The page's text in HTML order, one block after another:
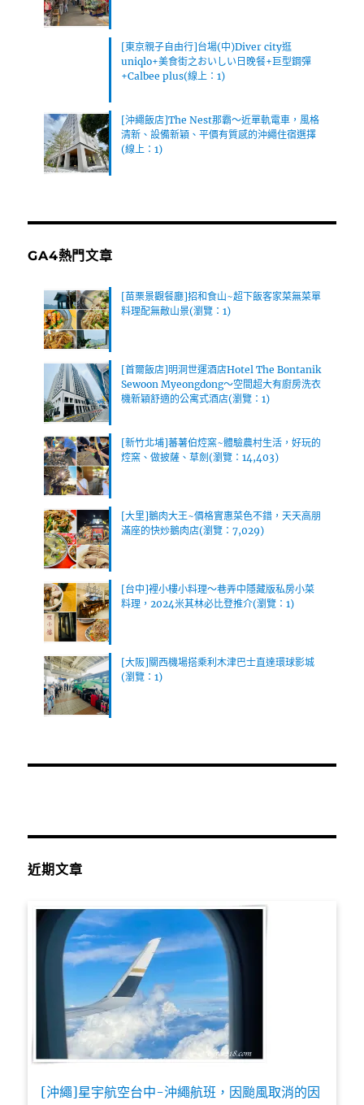
[東京親子自由行]台場(中)Diver city逛
uniqlo+美食街之おいしい日晚餐+巨型鋼彈
+Calbee plus(線上：1)
[沖繩飯店]The Nest那霸～近單軌電車，風格
清新、設備新穎、平價有質感的沖繩住宿選擇
(線上：1)
GA4熱門文章
[苗栗景觀餐廳]招和食山~超下飯客家菜無菜單
料理配無敵山景(瀏覽：1)
[首爾飯店]明洞世運酒店Hotel The Bontanik
Sewoon Myeongdong～空間超大有廚房洗衣
機新穎舒適的公寓式酒店(瀏覽：1)
[新竹北埔]蕃薯伯焢窯~體驗農村生活，好玩的
焢窯、做披薩、草劍(瀏覽：14,403)
[大里]鵝肉大王~價格實惠菜色不錯，天天高朋
滿座的快炒鵝肉店(瀏覽：7,029)
[台中]裡小樓小料理～巷弄中隱藏版私房小菜
料理，2024米其林必比登推介(瀏覽：1)
[大阪]關西機場搭乘利木津巴士直達環球影城
(瀏覽：1)
近期文章
[沖繩]星宇航空台中-沖繩航班，因颱風取消的因